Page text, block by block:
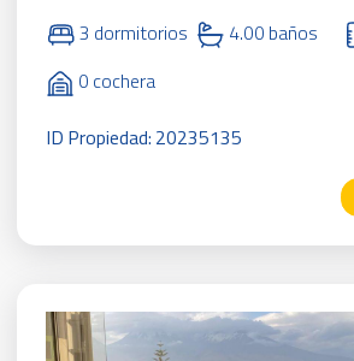
3 dormitorios 4.00 baños
0 cochera
ID Propiedad: 20235135